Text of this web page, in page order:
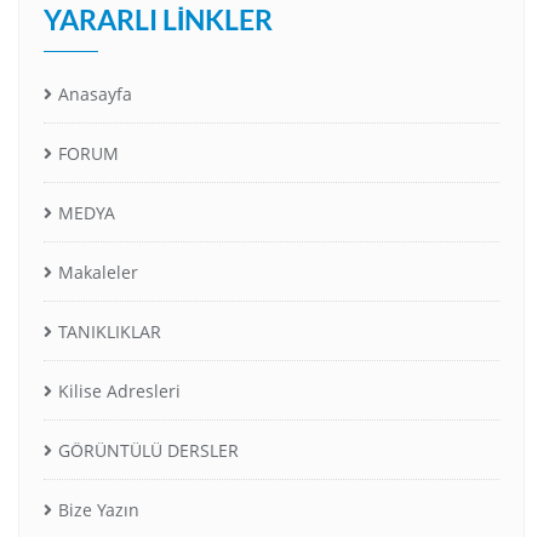
YARARLI LINKLER
Anasayfa
FORUM
MEDYA
Makaleler
TANIKLIKLAR
Kilise Adresleri
GÖRÜNTÜLÜ DERSLER
Bize Yazın